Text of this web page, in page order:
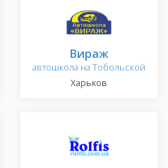
Вираж
автошкола на Тобольской
Харьков